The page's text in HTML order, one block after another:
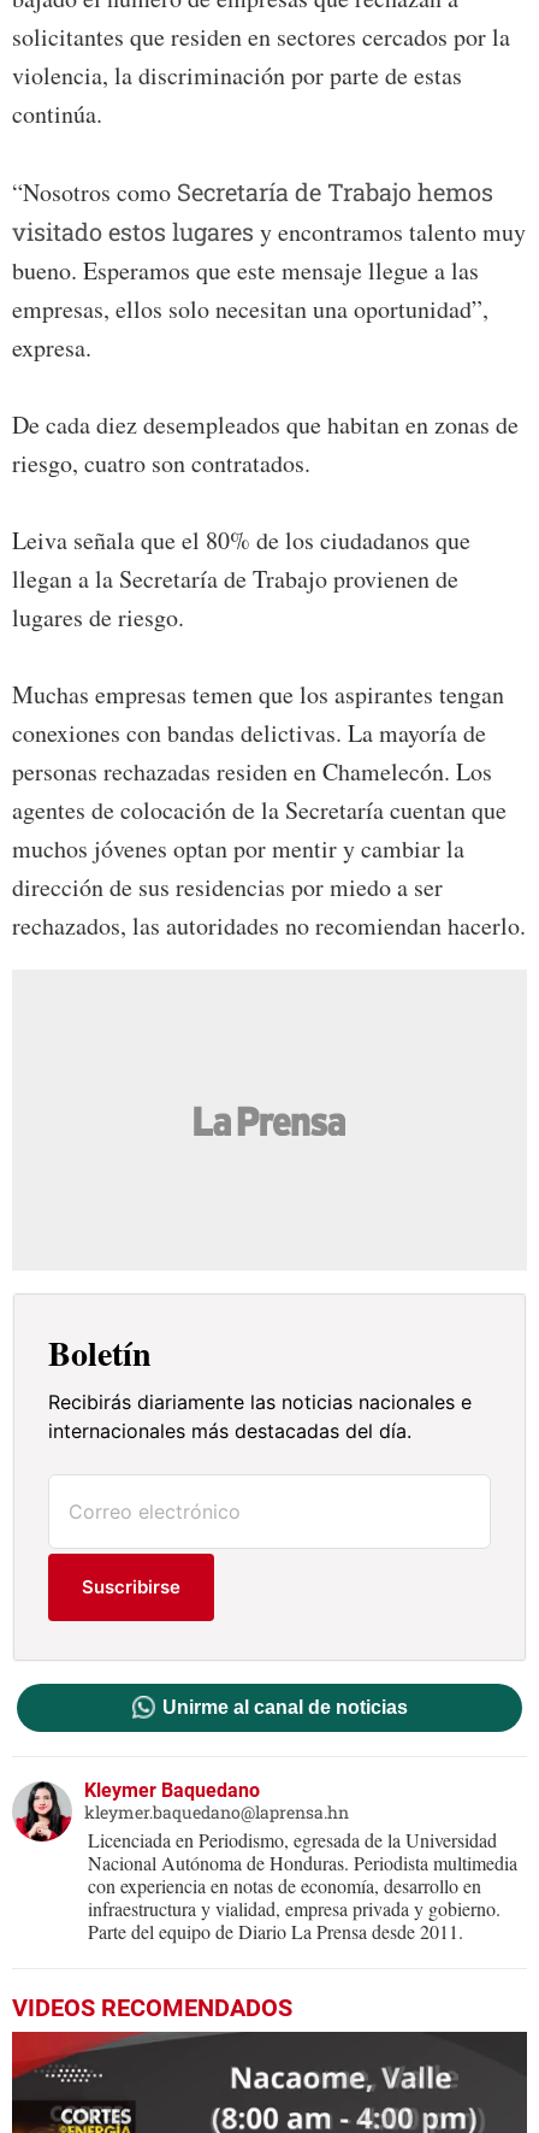
solicitantes que residen en sectores cercados por la
violencia, la discriminación por parte de estas
continúa.
“Nosotros como Secretaría de Trabajo hemos
visitado estos lugares y encontramos talento muy
bueno. Esperamos que este mensaje llegue a las
empresas, ellos solo necesitan una oportunidad”,
expresa.
De cada diez desempleados que habitan en zonas de
riesgo, cuatro son contratados.
Leiva señala que el 80% de los ciudadanos que
llegan a la Secretaría de Trabajo provienen de
lugares de riesgo.
Muchas empresas temen que los aspirantes tengan
conexiones con bandas delictivas. La mayoría de
personas rechazadas residen en Chamelecón. Los
agentes de colocación de la Secretaría cuentan que
muchos jóvenes optan por mentir y cambiar la
dirección de sus residencias por miedo a ser
rechazados, las autoridades no recomiendan hacerlo.
Boletín
Recibirás diariamente las noticias nacionales e
internacionales más destacadas del día.
Suscribirse
Unirme al canal de noticias
Kleymer Baquedano
kleymer.baquedano@laprensa.hn
Licenciada en Periodismo, egresada de la Universidad
Nacional Autónoma de Honduras. Periodista multimedia
con experiencia en notas de economía, desarrollo en
infraestructura y vialidad, empresa privada y gobierno.
Parte del equipo de Diario La Prensa desde 2011.
VIDEOS RECOMENDADOS